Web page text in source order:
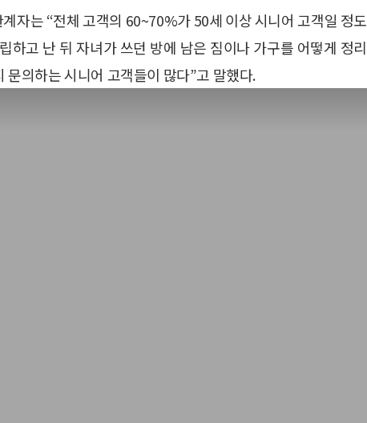
자는 “전체 고객의 60~70%가 50세 이상 시니어 고객일 정도
하고 난 뒤 자녀가 쓰던 방에 남은 짐이나 가구를 어떻게 정리
의하는 시니어 고객들이 많다”고 말했다.